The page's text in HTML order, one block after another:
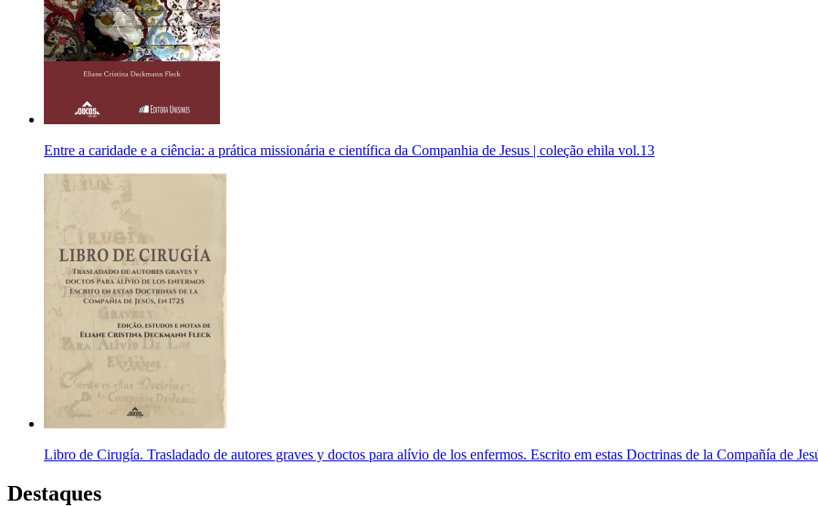
Entre a caridade e a ciência: a prática missionária e científica da Companhia de Jesus | coleção ehila vol.13
Libro de Cirugía. Trasladado de autores graves y doctos para alívio de los enfermos. Escrito em estas Doctrinas de la Compañía de
Destaques